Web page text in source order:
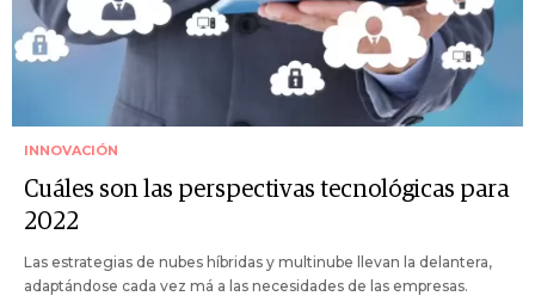
INNOVACIÓN
Cuáles son las perspectivas tecnológicas para
2022
Las estrategias de nubes híbridas y multinube llevan la delantera,
adaptándose cada vez má a las necesidades de las empresas.